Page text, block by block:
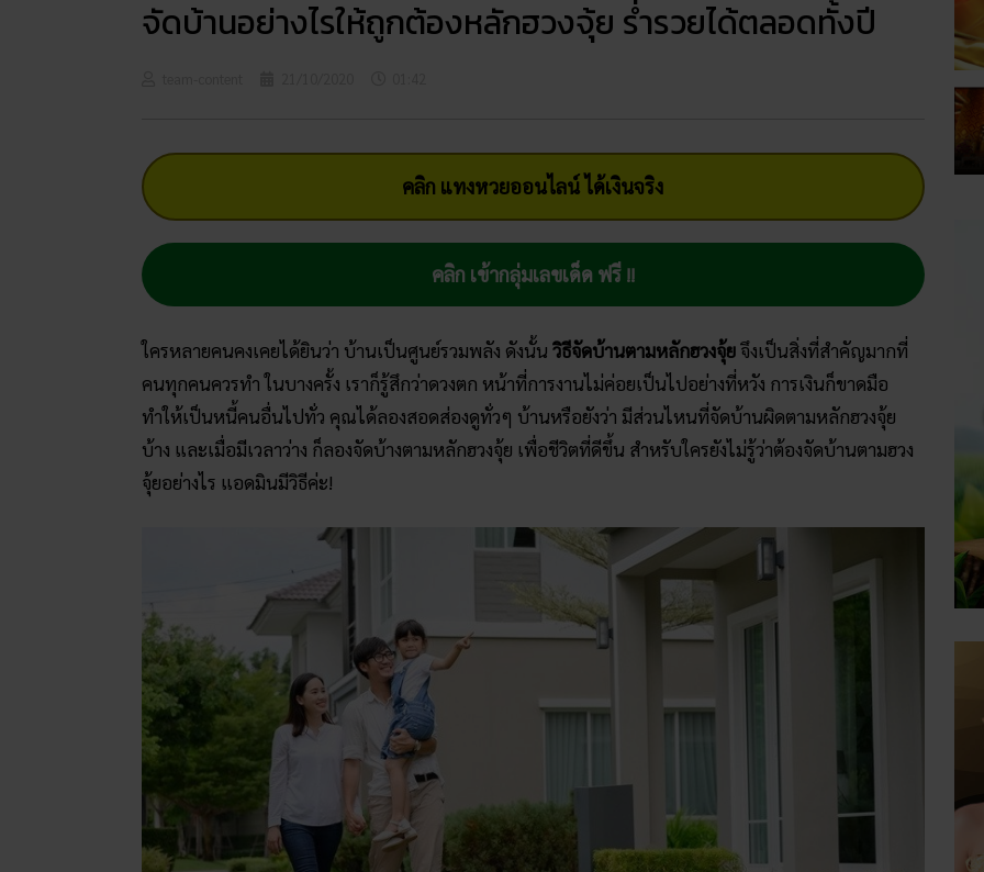
จัดบ้านอย่างไรให้ถูกต้องหลักฮวงจุ้ย ร่ำรวยได้ตลอดทั้งปี
คลิก แทงหวยออนไลน์ ได้เงินจริง
คลิก เข้ากลุ่มเลขเด็ด ฟรี !!
ใครหลายคนคงเคยได้ยินว่า บ้านเป็นศูนย์รวมพลัง ดังนั้น วิธีจัดบ้านตามหลักฮวงจุ้ยจึงเป็นสิ่งที่สำคัญมากที่
คนทุกคนควรทำ ในบางครั้ง เราก็รู้สึกว่าดวงตก หน้าที่การงานไม่ค่อยเป็นไปอย่างที่หวัง การเงินก็ขาดมือ
ทำให้เป็นหนี้คนอื่นไปทั่ว คุณได้ลองสอดส่องดูทั่วๆ บ้านหรือยังว่า มีส่วนไหนที่จัดบ้านผิดตามหลักฮวงจุ้ย
บ้าง และเมื่อมีเวลาว่าง ก็ลองจัดบ้างตามหลักฮวงจุ้ย เพื่อชีวิตที่ดีขึ้น สำหรับใครยังไม่รู้ว่าต้องจัดบ้านตามฮวง
จุ้ยอย่างไร แอดมินมีวิธีค่ะ!